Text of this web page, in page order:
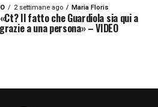
2 settimane ago Maria Floris
Il fatto che Guardiola sia qui a
a una persona» – VIDEO